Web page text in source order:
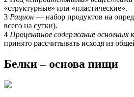
«структурные» или «пластические».
3 Рацион — набор продуктов на
всего на сутки).
4 Процентное содержание основных
принято рассчитывать исходя из
Белки – основа пищи